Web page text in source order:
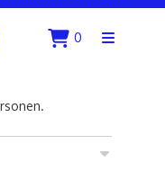
0
Menu